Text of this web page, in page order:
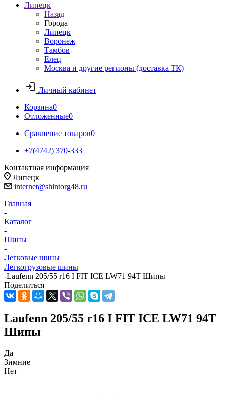
Липецк
Назад
Города
Липецк
Воронеж
Тамбов
Елец
Москва и другие регионы (доставка ТК)
Личный кабинет
Корзина0
Отложенные0
Сравнение товаров0
+7(4742) 370-333
Контактная информация
Липецк
internet@shintorg48.ru
Главная
-
Каталог
-
Шины
-
Легковые шины
Легкогрузовые шины
-Laufenn 205/55 r16 I FIT ICE LW71 94T Шипы
Поделиться
Laufenn 205/55 r16 I FIT ICE LW71 94T
Шипы
Да
Зимние
Нет